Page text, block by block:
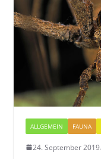
ALLGEMEIN FAUNA
24. September 2019